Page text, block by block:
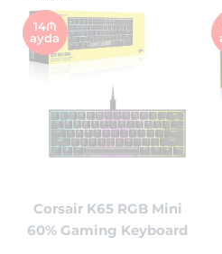
14₼
ayda
Corsair K65 RGB Mini
60% Gaming Keyboard